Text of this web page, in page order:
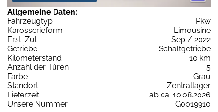
Allgemeine Daten:
Fahrzeugtyp
Pkw
Karosserieform
Limousine
Erst-Zul.
Sep / 2022
Getriebe
Schaltgetriebe
Kilometerstand
10 km
Anzahl der Türen
5
Farbe
Grau
Standort
Zentrallager
Lieferzeit
ab ca. 10.08.2026
Unsere Nummer
G0019910